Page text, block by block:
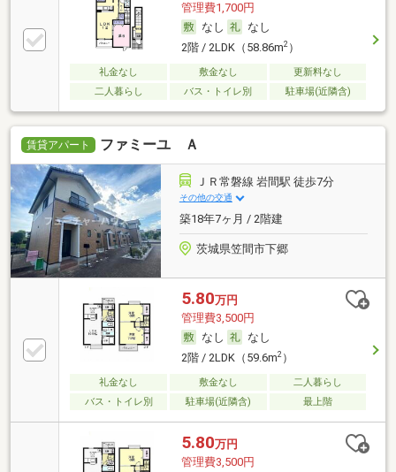
管理費1,700円
なし
なし
2階 / 2LDK（58.86m2）
礼金なし 敷金なし
更新料なし
二人暮らし
バス・トイレ別 駐車場(近隣含)
賃貸アパート ファミーユ Ａ
ＪＲ常磐線 岩間駅 徒歩7分
その他の交通
築18年7ヶ月 / 2階建
茨城県笠間市下郷
5.80万円
管理費3,500円
なし
なし
2階 / 2LDK（59.6m2）
礼金なし 敷金なし
二人暮らし
バス・トイレ別
駐車場(近隣含) 最上階
5.80万円
管理費3,500円